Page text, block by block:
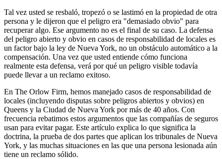
Tal vez usted se resbaló, tropezó o se lastimó en la propiedad de otra
persona y le dijeron que el peligro era "demasiado obvio" para
recuperar algo. Ese argumento no es el final de su caso. La defensa
del peligro abierto y obvio en casos de responsabilidad de locales es
un factor bajo la ley de Nueva York, no un obstáculo automático a la
compensación. Una vez que usted entiende cómo funciona
realmente esta defensa, verá por qué un peligro visible todavía
puede llevar a un reclamo exitoso.
En The Orlow Firm, hemos manejado casos de responsabilidad de
locales (incluyendo disputas sobre peligros abiertos y obvios) en
Queens y la Ciudad de Nueva York por más de 40 años. Con
frecuencia rebatimos estos argumentos que las compañías de seguros
usan para evitar pagar. Este artículo explica lo que significa la
doctrina, la prueba de dos partes que aplican los tribunales de Nueva
York, y las muchas situaciones en las que una persona lesionada aún
tiene un reclamo sólido.